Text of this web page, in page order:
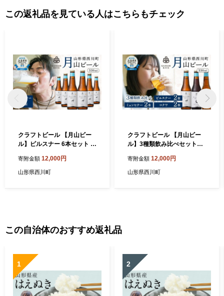
この返礼品を見ている人はこちらもチェック
クラフトビール 【月山ビー
ル】ピルスナー 6本セット 地
西川町 FYN9-011
寄附金額 12,000円
山形県西川町
クラフトビール 【月山ビー
ル】3種類飲み比べセット
ー・コクワ）地ビール こだ
わり お酒 山形県 西川町 FYN
寄附金額 12,000円
山形県西川町
この自治体のおすすめ返礼品
1 2